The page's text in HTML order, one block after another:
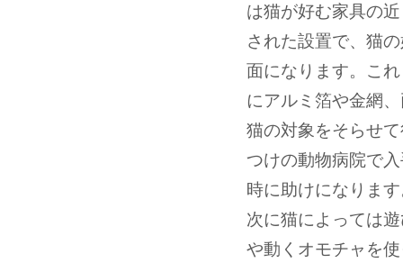
は猫が好む家具の
された設置で、猫
面になります。こ
にアルミ箔や金網
猫の対象をそらせ
つけの動物病院で
時に助けになりま
次に猫によっては
や動くオモチャを